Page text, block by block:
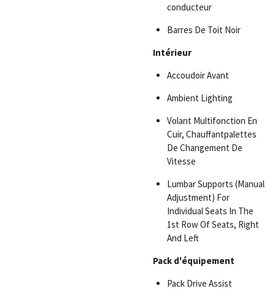
conducteur
Barres De Toit Noir
Intérieur
Accoudoir Avant
Ambient Lighting
Volant Multifonction En
Cuir, Chauffantpalettes
De Changement De
Vitesse
Lumbar Supports (Manual
Adjustment) For
Individual Seats In The
1st Row Of Seats, Right
And Left
Pack d'équipement
Pack Drive Assist